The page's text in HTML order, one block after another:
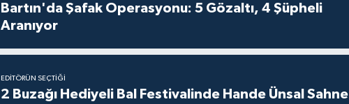
Bartın'da Şafak Operasyonu: 5 Gözaltı, 4 Şüpheli
Aranıyor
EDITÖRÜN SEÇTIĞI
2 Buzağı Hediyeli Bal Festivalinde Hande Ünsal Sahne